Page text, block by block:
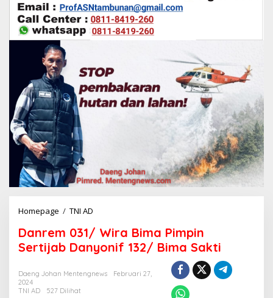
Homepage / TNI AD
n
r
e
0
Danrem 031/ Wira Bima Pimpin
Sertijab Danyonif 132/ Bima Sakti
Daeng Johan Mentengnews
Februari 27,
2024
TNI AD
527 Dilihat